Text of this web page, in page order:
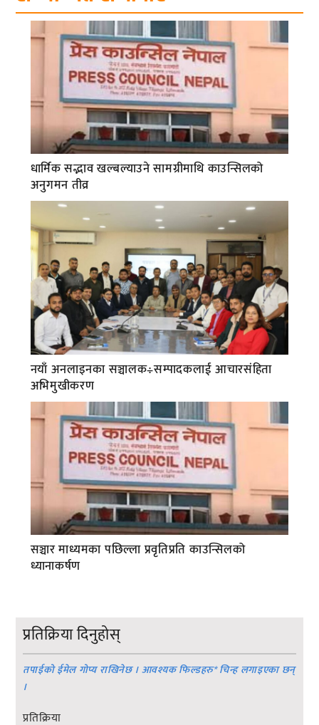
धार्मिक सद्भाव खल्बल्याउने सामग्रीमाथि काउन्सिलको
अनुगमन तीव्र
नयाँ अनलाइनका सञ्चालक÷सम्पादकलाई आचारसंहिता
अभिमुखीकरण
सञ्चार माध्यमका पछिल्ला प्रवृतिप्रति काउन्सिलको
ध्यानाकर्षण
प्रतिक्रिया दिनुहोस्
तपाईको ईमेल गोप्य राखिनेछ । आवश्यक फिल्डहरु*चिन्ह लगाइएका छन्
।
प्रतिक्रिया